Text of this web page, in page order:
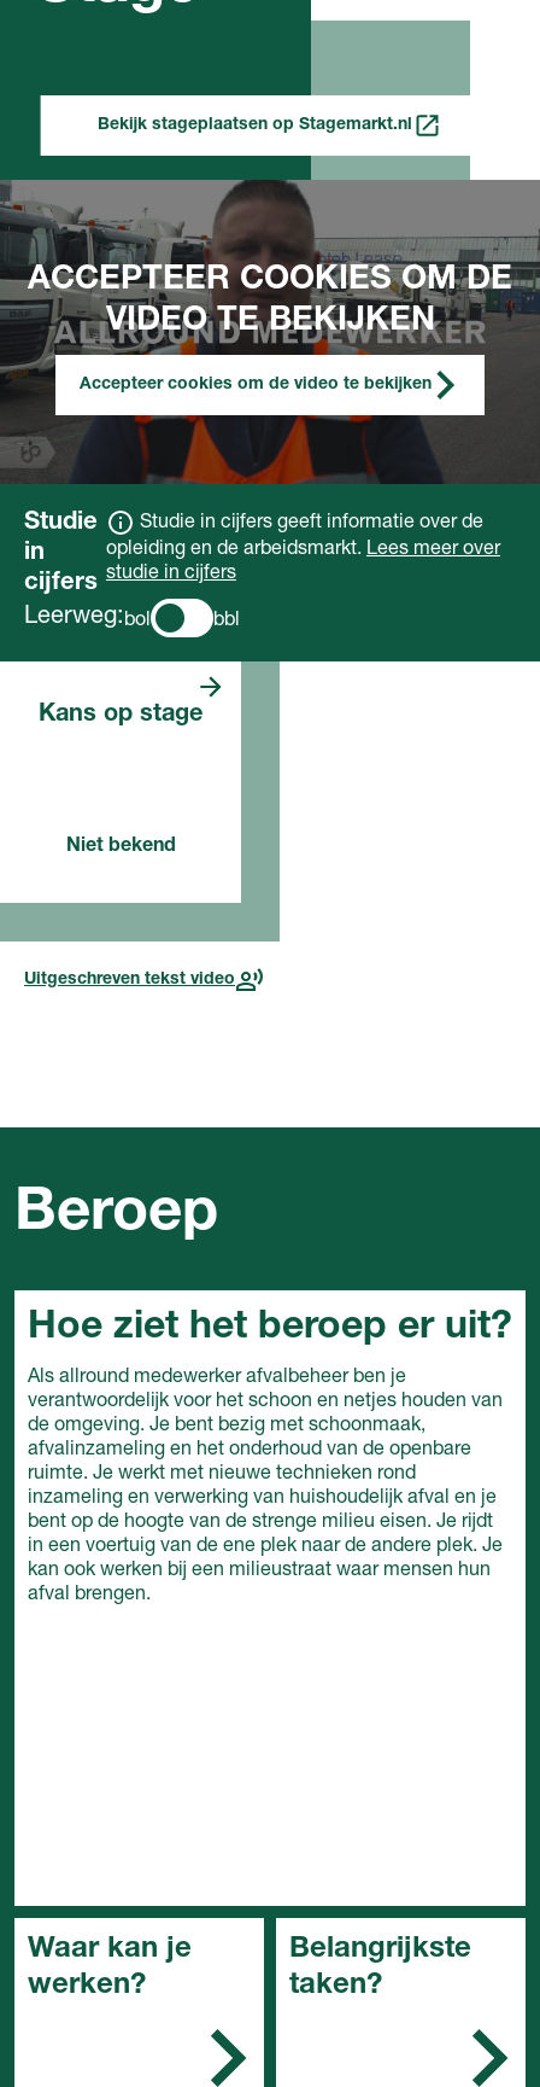
Bekijk stageplaatsen op Stagemarkt.nl
ACCEPTEER COOKIES OM DE
VIDEO TE BEKIJKEN
Accepteer cookies om de video te bekijken
Studie
in
cijfers
Studie in cijfers geeft informatie over de
opleiding en de arbeidsmarkt. Lees meer over
studie in cijfers
Leerweg: bol bbl
Kans op stage
Niet bekend
in de bol niet van
Voor deze opleiding, in dit
jaar
toekomst
Uitgeschreven tekst video
Beroep
Hoe ziet het beroep er uit?
Als allround medewerker afvalbeheer ben je
verantwoordelijk voor het schoon en netjes houden van
de omgeving. Je bent bezig met schoonmaak,
afvalinzameling en het onderhoud van de openbare
ruimte. Je werkt met nieuwe technieken rond
inzameling en verwerking van huishoudelijk afval en je
bent op de hoogte van de strenge milieu eisen. Je rijdt
in een voertuig van de ene plek naar de andere plek. Je
kan ook werken bij een milieustraat waar mensen hun
afval brengen.
Waar kan je
werken?
Bij gemeenten met een
publieke bedrijven en/of
Belangrijkste
taken?
Je bereidt het werk